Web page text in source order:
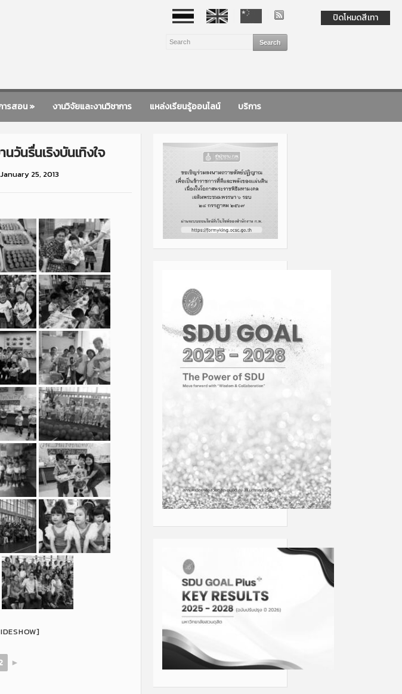
ารสอน» งานวิจัยและงานวิชาการ แหล่งเรียนรู้ออนไลน์ บริการ
วันรื่นเริงบันเทิงใจ
January 25, 2013
►
ปิดโหมดสีเทา